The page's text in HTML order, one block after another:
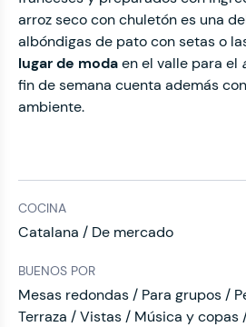
arroz seco con chuletón es una
albóndigas de pato con setas o
lugar de modaen el valle para el
fin de semana cuenta además
ambiente.
COCINA
Catalana / De mercado
BUENOS POR
Mesas redondas / Para grupos /
Terraza / Vistas / Música y copas